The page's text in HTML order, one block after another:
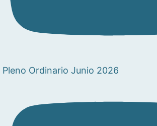
Pleno Ordinario Junio 2026